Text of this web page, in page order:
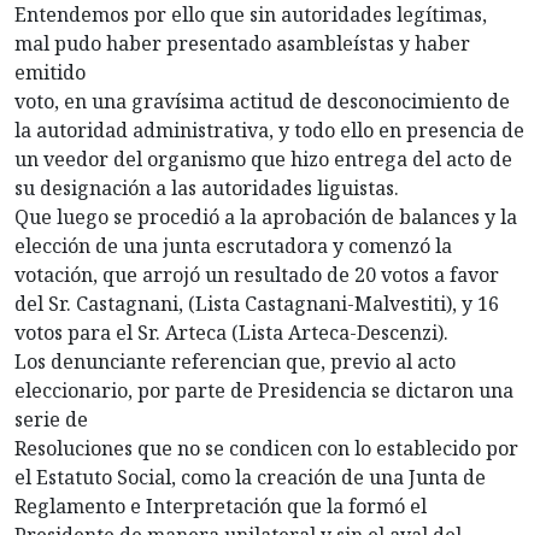
Entendemos por ello que sin autoridades legítimas,
mal pudo haber presentado asambleístas y haber
emitido
voto, en una gravísima actitud de desconocimiento de
la autoridad administrativa, y todo ello en presencia de
un veedor del organismo que hizo entrega del acto de
su designación a las autoridades liguistas.
Que luego se procedió a la aprobación de balances y la
elección de una junta escrutadora y comenzó la
votación, que arrojó un resultado de 20 votos a favor
del Sr. Castagnani, (Lista Castagnani-Malvestiti), y 16
votos para el Sr. Arteca (Lista Arteca-Descenzi).
Los denunciante referencian que, previo al acto
eleccionario, por parte de Presidencia se dictaron una
serie de
Resoluciones que no se condicen con lo establecido por
el Estatuto Social, como la creación de una Junta de
Reglamento e Interpretación que la formó el